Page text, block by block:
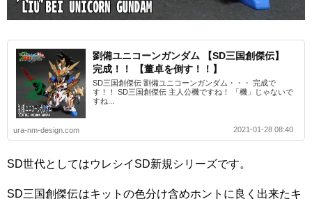
劉備ユニコーンガンダム 【SD三国創傑伝】
完成！！ 【董卓を倒す！！】
SD三国創傑伝 劉備ユニコーンガンダム・・・ 完成で
す！！ SD三国創傑伝 主人公機ですね！ 「機」じゃないで
すね...
ura-nm-design.com 2021-01-28 08:40
SD世代としてはウレシイSD新規シリーズです。
SD三国創傑伝はキットの色分け含めホントに良く出来たキ